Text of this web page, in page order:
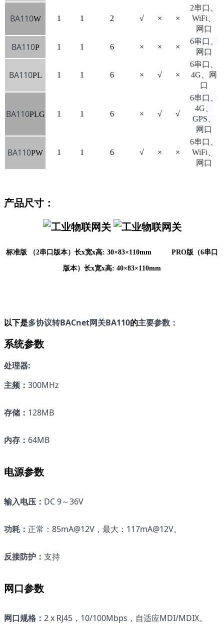
BA110W 1 1 2 √ × ×
2串口、
WiFi、
网口
BA110P 1 1 6 × × ×
6串口、
网口
BA110PL 1 1 6 × √ ×
6串口、
4G、网
口
BA110PLG 1 1 6 × √ √
6串口、
4G、
GPS、
网口
BA110PW 1 1 6 √ × ×
6串口、
WiFi、
网口
产品尺寸：
标准版 （2串口版本） 长x宽x高: 30×83×110mm PRO版（6串口
版本） 长x宽x高: 40×83×110mm
以下是多协议转BACnet网关BA110的主要参数：
系统参数
处理器:
主频： 300MHz
存储： 128MB
内存： 64MB
电源参数
输入电压： DC 9～36V
功耗： 正常：85mA@12V，最大：117mA@12V。
反接防护： 支持
网口参数
网口规格 ： 2 x RJ45，10/100Mbps，自适应MDI/MDIX。